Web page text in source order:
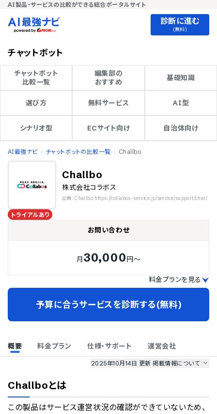
AI製品・サービスの比較ができる総合ポータルサイト
診断に進む
(無料)
チャットボット
チャットボット
比較一覧
編集部の
おすすめ
基礎知識
選び方 無料サービス AI型
シナリオ型 ECサイト向け 自治体向け
AI最強ナビ チャットボットの比較一覧 Challbo
Challbo
株式会社コラボス
出典：Challbo https://collabos-service.jp/service/support/chat/
トライアルあり
お問い合わせ
月30,000円～
料金プランを見る
予算に合うサービスを診断する(無料)
概要 料金プラン 仕様・サポート 運営会社
2025年10月14日 更新掲載情報について
のサービスデータを参照しています。
情報更新者：AI最強ナビ編集部 情報取得元 掲載修正依頼
Challboとは
この製品はサービス運営状況の確認ができていないため、